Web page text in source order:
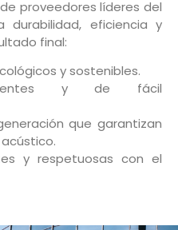
proveedores líderes del
durabilidad, eficiencia y
final:
y sostenibles.
y de fácil
que garantizan
y respetuosas con el